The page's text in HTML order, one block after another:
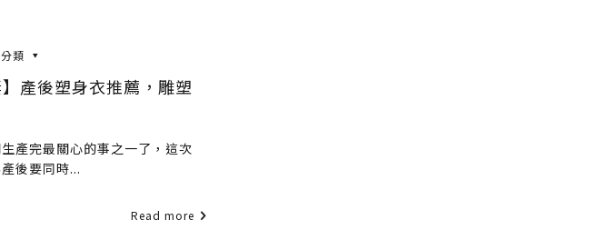
分類
產後塑身衣推薦，雕塑
產完最關心的事之一了，這次
後要同時...
Read more